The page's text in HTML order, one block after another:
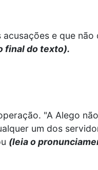
e que não
final do texto).
"A Alego
um dos
(leia o